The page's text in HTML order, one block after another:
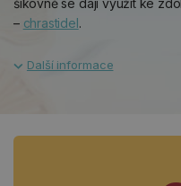
šikovně se dají využít ke
– chrastidel.